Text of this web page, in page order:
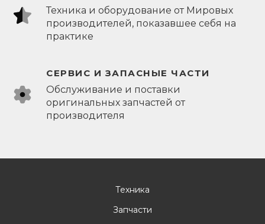
Техника и оборудование от Мировых
производителей, показавшее себя на
практике
СЕРВИС И ЗАПАСНЫЕ ЧАСТИ
Обслуживание и поставки
оригинальных запчастей от
производителя
Техника
Запчасти